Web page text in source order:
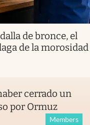
de bronce, el
de la morosidad
cerrado un
por Ormuz
Members